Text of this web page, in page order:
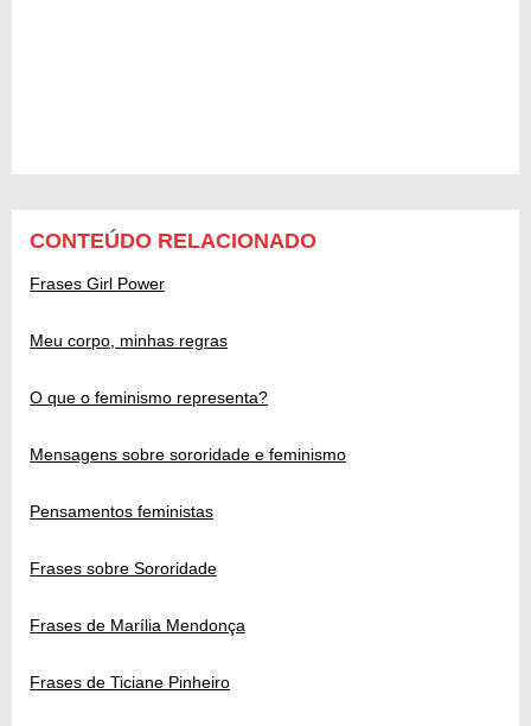
CONTEÚDO RELACIONADO
Frases Girl Power
Meu corpo, minhas regras
O que o feminismo representa?
Mensagens sobre sororidade e feminismo
Pensamentos feministas
Frases sobre Sororidade
Frases de Marília Mendonça
Frases de Ticiane Pinheiro